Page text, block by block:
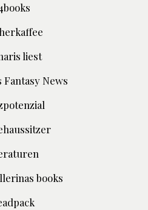
liest
News
books